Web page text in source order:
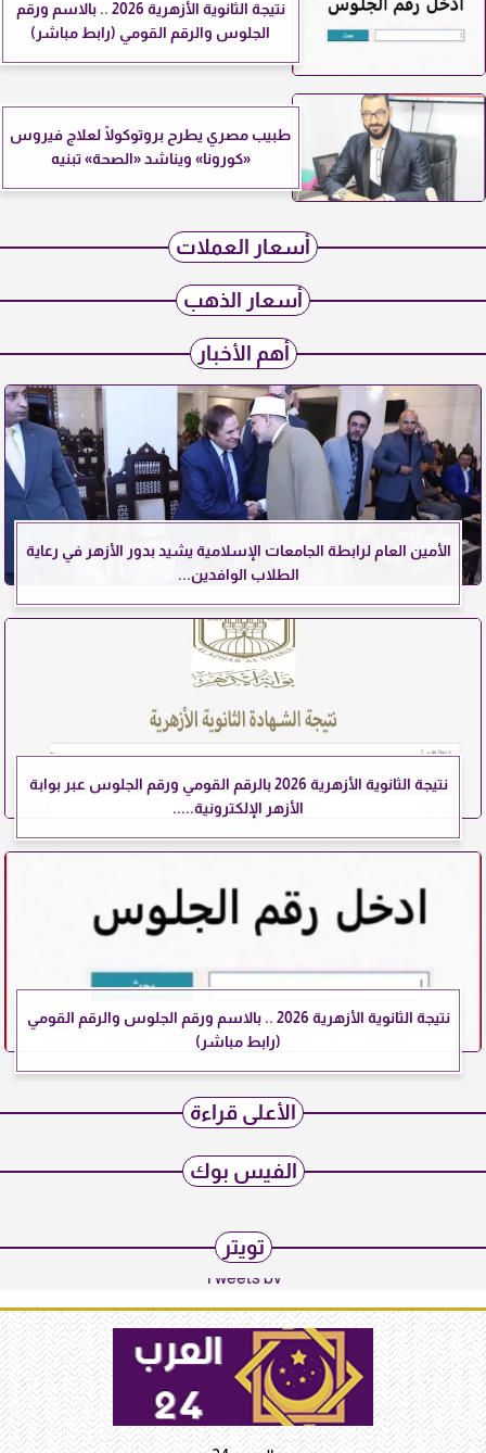
نتيجة الثانوية الأزهرية 2026 .. بالاسم ورقم
الجلوس والرقم القومي (رابط مباشر)
طبيب مصري يطرح بروتوكولًا لعلاج فيروس
«كورونا» ويناشد «الصحة» تبنيه
أسعار العملات
أسعار الذهب
أهم الأخبار
الأمين العام لرابطة الجامعات الإسلامية يشيد بدور الأزهر في رعاية
الطلاب الوافدين...
نتيجة الثانوية الأزهرية 2026 بالرقم القومي ورقم الجلوس عبر بوابة
الأزهر الإلكترونية.....
نتيجة الثانوية الأزهرية 2026 .. بالاسم ورقم الجلوس والرقم القومي
(رابط مباشر)
الأعلى قراءة
الفيس بوك
تويتر
Tweets by